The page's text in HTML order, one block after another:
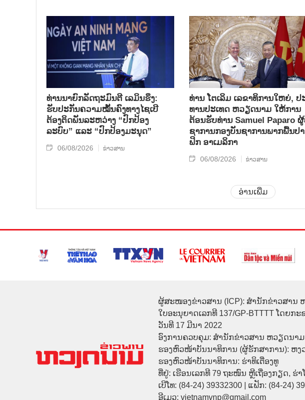
ທ່ານນາຍົກລັດຖະມົນຕີ ເລມິນຮຶງ:
ຮັບປະກັນຄວາມໝັ້ນຄົງທາງໄຊເບີ
ຕ້ອງຕິດພັນລະຫວ່າງ “ປົກປ້ອງ
ລະບົບ” ແລະ “ປົກປ້ອງມະນຸດ”
06/08/2026 ຂ່າວສານ
ທ່ານ ໂຕ​ເລິມ ເລ​ຂາ​ທິ​ການ​ໃຫຍ່, ປ
ທານ​ປະ​ເທດ ​ຫວຽດ​ນາມ ໃຫ້​ການ​
ຕ້ອນ​ຮັບ​ທ່ານ Samuel Paparo
ຊາ​ການກອງ​ບັນ​ຊາ​ການພາກ​ພື້ນ​ປ
ຟິກ ອາ​ເມ​ລິ​ກາ
06/08/2026 ຂ່າວສານ
ອ່ານເພີ່ມ
ຜູ້ສະໜອງຂ່າວສານ (ICP): ສຳນັກຂ່າວສານ ຫ
ໃບອະນຸຍາດເລກທີ 137/GP-BTTTT ໂດຍ
ວັນທີ 17 ມີນາ 2022
ອົງການຄວບຄຸມ: ສຳນັກຂ່າວສານ ຫວຽດນາມ
ຮອງຫົວໜ້າບັນນາທິການ (ຜູ້ຮັກສາການ): ຫງ
ຮອງຫົວໜ້າບັນນາທິການ: ຮ່າທິເຕື່ອງທູ
ທີ່ຢູ່: ເຮືອນເລກທີ 79 ຖະໜົນ ຫຼີເຖື່ອງກຽດ, ຮ່າ
ເບີໂທ: (84-24) 39332300 | ແຟັກ: (84-24)
ອີເມວ: vietnamvnp@gmail.com